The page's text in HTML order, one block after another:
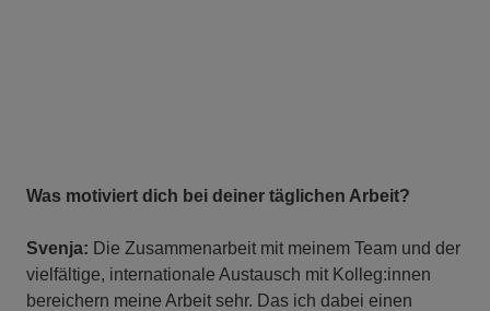
Was motiviert dich bei deiner täglichen Arbeit?
Svenja: Die Zusammenarbeit mit meinem Team und der
vielfältige, internationale Austausch mit Kolleg:innen
bereichern meine Arbeit sehr. Das ich dabei einen